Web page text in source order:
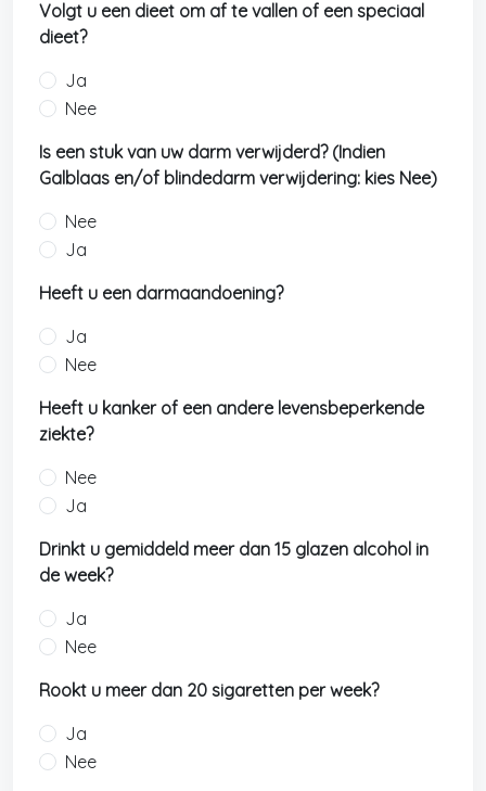
Volgt u een dieet om af te vallen of een speciaal
dieet?
Ja
Nee
Is een stuk van uw darm verwijderd? (Indien
Galblaas en/of blindedarm verwijdering: kies Nee)
Nee
Ja
Heeft u een darmaandoening?
Ja
Nee
Heeft u kanker of een andere levensbeperkende
ziekte?
Nee
Ja
Drinkt u gemiddeld meer dan 15 glazen alcohol in
de week?
Ja
Nee
Rookt u meer dan 20 sigaretten per week?
Ja
Nee